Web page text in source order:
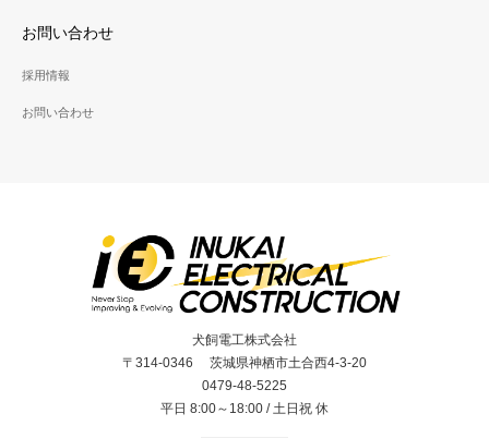
お問い合わせ
採用情報
お問い合わせ
犬飼電工株式会社
〒314-0346 茨城県神栖市土合西4-3-20
0479-48-5225
平日 8:00～18:00 / 土日祝 休